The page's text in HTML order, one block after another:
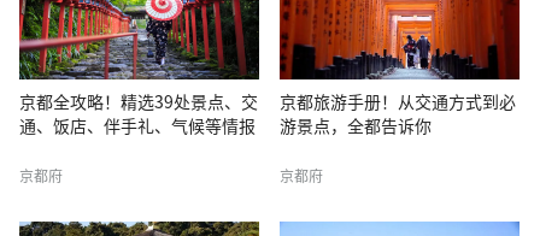
京都全攻略！精选39处景点、交
通、饭店、伴手礼、气候等情报
京都府
京都旅游手册！从交通方式到必
游景点，全都告诉你
京都府